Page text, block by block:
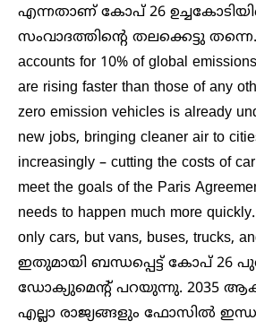
എന്നതാണ് കോപ് 26
സംവാദത്തിന്റെ തലക്കെട്ടു തന്നെ.
accounts for 10% of global
are rising faster than those of any
zero emission vehicles is already
new jobs, bringing cleaner air to
increasingly – cutting the costs of
meet the goals of the Paris
needs to happen much more
only cars, but vans, buses, trucks,
ഇതുമായി ബന്ധപ്പെട്ട് കോപ് 26
ഡോക്യുമെന്റ് പറയുന്നു. 2035
എല്ലാ രാജ്യങ്ങളും ഫോസിൽ